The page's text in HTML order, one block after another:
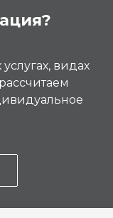
видах